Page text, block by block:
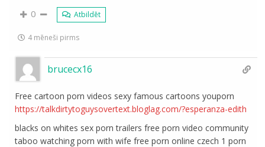
0 Atbildēt
4 mēneši pirms
brucecx16
Free cartoon porn videos sexy famous cartoons youporn
https://talkdirtytoguysovertext.bloglag.com/?esperanza-edith
blacks on whites sex porn trailers free porn video community
taboo watching porn with wife free porn online czech 1 porn